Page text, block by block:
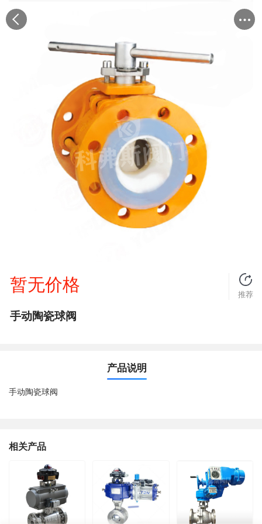
暂无价格
推荐
手动陶瓷球阀
产品说明
手动陶瓷球阀
相关产品